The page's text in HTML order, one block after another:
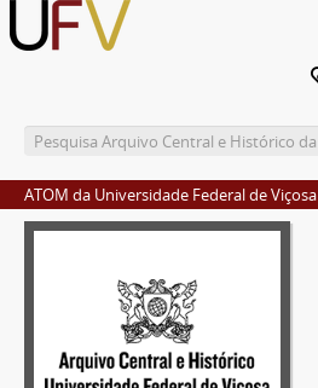
ATOM da Universidade Federal de Viçosa